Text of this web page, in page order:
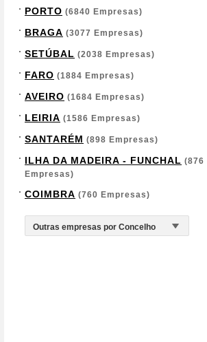
PORTO (6840 Empresas)
BRAGA (3077 Empresas)
SETÚBAL (2038 Empresas)
FARO (1884 Empresas)
AVEIRO (1684 Empresas)
LEIRIA (1586 Empresas)
SANTARÉM (898 Empresas)
ILHA DA MADEIRA - FUNCHAL (876
Empresas)
COIMBRA (760 Empresas)